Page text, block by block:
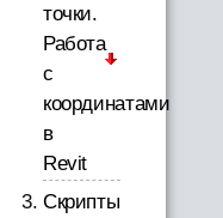
точки.
Работа
с
координатами
в
Revit
Скрипты